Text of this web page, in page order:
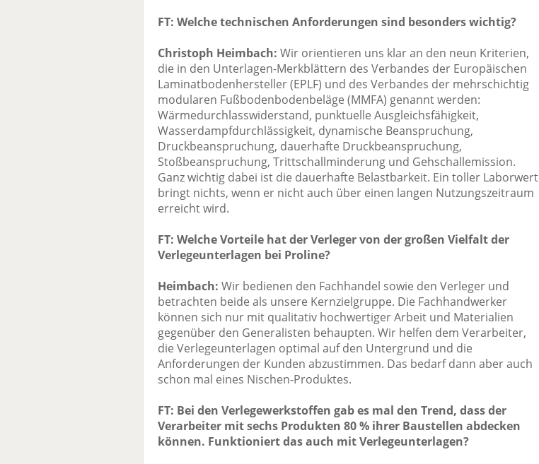
FT: Welche technischen Anforderungen sind besonders wichtig?
Christoph Heimbach: Wir orientieren uns klar an den neun Kriterien,
die in den Unterlagen-Merkblättern des Verbandes der Europäischen
Laminatbodenhersteller (EPLF) und des Verbandes der mehrschichtig
modularen Fußbodenbodenbeläge (MMFA) genannt werden:
Wärmedurchlasswiderstand, punktuelle Ausgleichsfähigkeit,
Wasserdampfdurchlässigkeit, dynamische Beanspruchung,
Druckbeanspruchung, dauerhafte Druckbeanspruchung,
Stoßbeanspruchung, Trittschallminderung und Gehschallemission.
Ganz wichtig dabei ist die dauerhafte Belastbarkeit. Ein toller Laborwert
bringt nichts, wenn er nicht auch über einen langen Nutzungszeitraum
erreicht wird.
FT: Welche Vorteile hat der Verleger von der großen Vielfalt der
Verlegeunterlagen bei Proline?
Heimbach: Wir bedienen den Fachhandel sowie den Verleger und
betrachten beide als unsere Kernzielgruppe. Die Fachhandwerker
können sich nur mit qualitativ hochwertiger Arbeit und Materialien
gegenüber den Generalisten behaupten. Wir helfen dem Verarbeiter,
die Verlegeunterlagen optimal auf den Untergrund und die
Anforderungen der Kunden abzustimmen. Das bedarf dann aber auch
schon mal eines Nischen-Produktes.
FT: Bei den Verlegewerkstoffen gab es mal den Trend, dass der
Verarbeiter mit sechs Produkten 80 % ihrer Baustellen abdecken
können. Funktioniert das auch mit Verlegeunterlagen?